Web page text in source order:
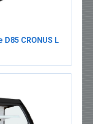
CRONUS L